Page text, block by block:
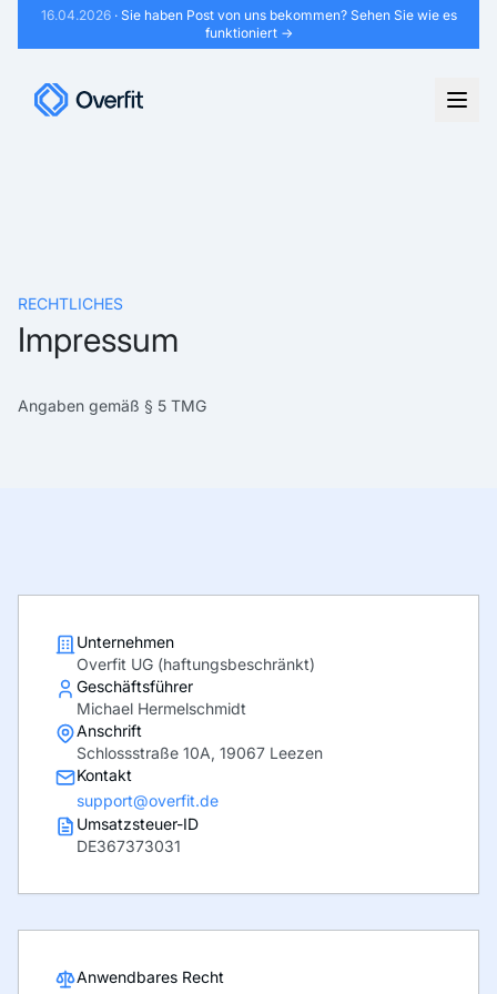
16.04.2026· Sie haben Post von uns bekommen? Sehen Sie wie es
funktioniert →
RECHTLICHES
Impressum
Angaben gemäß § 5 TMG
Unternehmen
Overfit UG (haftungsbeschränkt)
Geschäftsführer
Michael Hermelschmidt
Anschrift
Schlossstraße 10A, 19067 Leezen
Kontakt
support@overfit.de
Umsatzsteuer-ID
DE367373031
Anwendbares Recht